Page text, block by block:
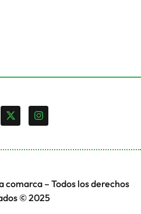
comarca – Todos los derechos
© 2025